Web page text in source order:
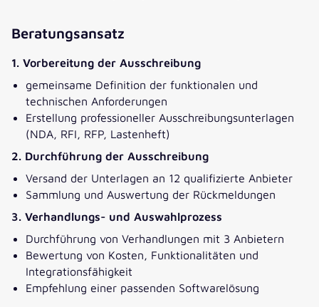
Beratungsansatz
1. Vorbereitung der Ausschreibung
gemeinsame Definition der funktionalen und
technischen Anforderungen
Erstellung professioneller Ausschreibungsunterlagen
(NDA, RFI, RFP, Lastenheft)
2. Durchführung der Ausschreibung
Versand der Unterlagen an 12 qualifizierte Anbieter
Sammlung und Auswertung der Rückmeldungen
3. Verhandlungs- und Auswahlprozess
Durchführung von Verhandlungen mit 3 Anbietern
Bewertung von Kosten, Funktionalitäten und
Integrationsfähigkeit
Empfehlung einer passenden Softwarelösung